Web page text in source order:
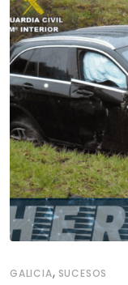
GALICIA, SUCESOS